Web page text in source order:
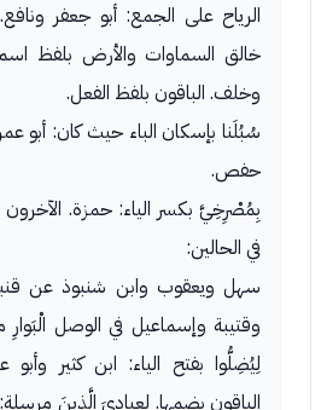
الرياح على الجمع: أبو جعفر
خالق السماوات والأرض بلفظ
وخلف. الباقون بلفظ الفعل.
سُبُلَنا بإسكان الباء حيث كان: أبو
حفص.
بِمُصْرِخِيَّ بكسر الياء: حمزة. الآخرون
في الحالين:
سهل ويعقوب وابن شنبوذ عن
وقتيبة وإسماعيل في الوصل
لِيُضِلُّوا بفتح الياء: ابن كثير
الباقون بضمها. لِعِبادِيَ الَّذِينَ